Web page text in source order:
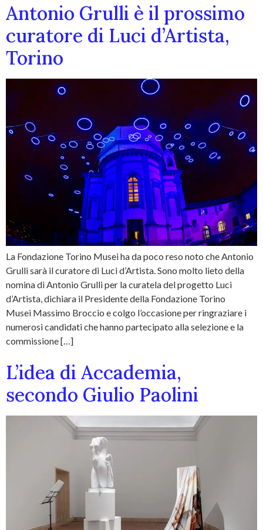
Antonio Grulli è il prossimo
curatore di Luci d’Artista,
Torino
La Fondazione Torino Musei ha da poco reso noto che Antonio
Grulli sarà il curatore di Luci d’Artista. Sono molto lieto della
nomina di Antonio Grulli per la curatela del progetto Luci
d’Artista, dichiara il Presidente della Fondazione Torino
Musei Massimo Broccio e colgo l’occasione per ringraziare i
numerosi candidati che hanno partecipato alla selezione e la
commissione […]
L’idea di Accademia,
secondo Giulio Paolini